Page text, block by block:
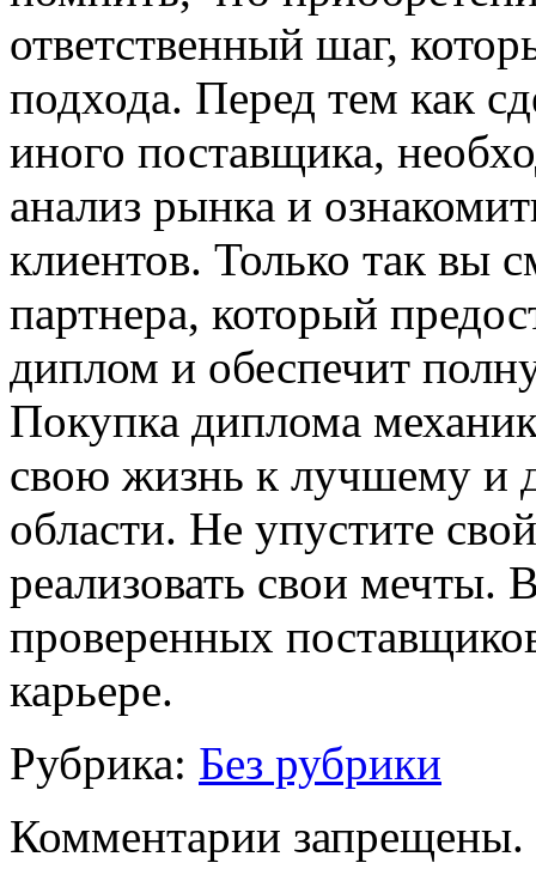
ответственный шаг,
подхода. Перед тем как
иного поставщика,
анализ рынка и
клиентов. Только так вы
партнера, который
диплом и обеспечит
Покупка диплома
свою жизнь к лучшему и
области. Не упустите
реализовать свои мечты.
проверенных
карьере.
Рубрика: Без рубрики
Комментарии запрещены.